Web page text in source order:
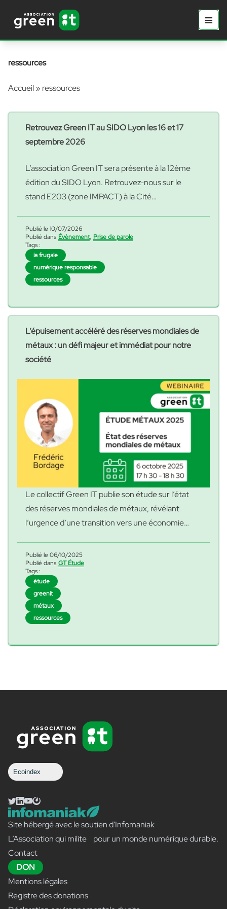
≡
ressources
Accueil» ressources
Retrouvez Green IT au SIDO Lyon les 16 et 17
septembre 2026
L’association Green IT sera présente à la 12ème
édition du SIDO Lyon. Retrouvez-nous sur le
stand E203 (zone IMPACT) à la Cité
prochains, afin d’échanger avec nos membres et
rencontrer nos experts sur le salon ou lors des
conférences où ils interviendrons. Ce sera
l’occasion de parlerPoursuivre la lecture
Publié le 10/07/2026
Publié dans Évènement, Prise de parole
Tags :
ia frugale
numérique responsable
ressources
L’épuisement accéléré des réserves mondiales de
métaux : un défi majeur et immédiat pour notre
société
Le collectif Green IT publie son étude sur l’état
des réserves mondiales de métaux, révélant
l’urgence d’une transition vers une économie
Octobre les résultats de son étude « État des
réserves mondiales de métaux » qui dresse le bilan
sur la disponibilité des ressources minières
essentielles
Publié le 06/10/2025
Publié dans GT Étude
Tags :
étude
greenit
métaux
ressources
Ecoindex
Site hébergé avec le soutien d'Infomaniak
L’Association qui milite pour un monde numérique durable.
Contact
DON
Mentions légales
Registre des donations